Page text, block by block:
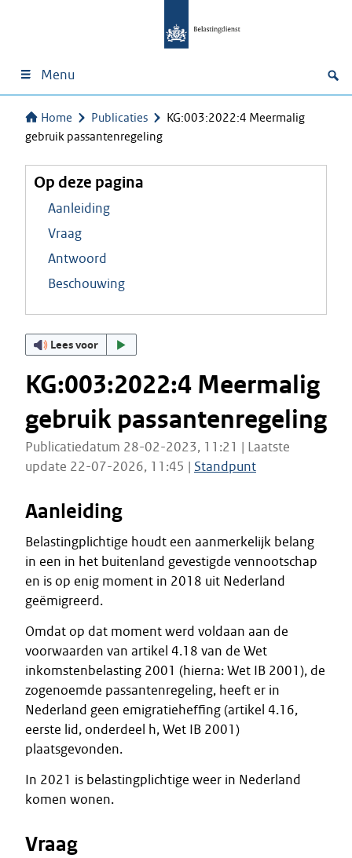
Menu
Home Publicaties
KG:003:2022:4 Meermalig
gebruik passantenregeling
Op deze pagina
Aanleiding
Vraag
Antwoord
Beschouwing
Lees voor
KG:003:2022:4 Meermalig
gebruik passantenregeling
Publicatiedatum 28-02-2023, 11:21 | Laatste
update 22-07-2026, 11:45 | Standpunt
Aanleiding
Belastingplichtige houdt een aanmerkelijk belang
in een in het buitenland gevestigde vennootschap
en is op enig moment in 2018 uit Nederland
geëmigreerd.
Omdat op dat moment werd voldaan aan de
voorwaarden van artikel 4.18 van de Wet
inkomstenbelasting 2001 (hierna: Wet IB 2001), de
zogenoemde passantenregeling, heeft er in
Nederland geen emigratieheffing (artikel 4.16,
eerste lid, onderdeel h, Wet IB 2001)
plaatsgevonden.
In 2021 is belastingplichtige weer in Nederland
komen wonen.
Vraag